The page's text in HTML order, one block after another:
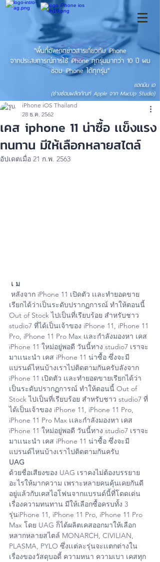
"พื้นที่อัพเดทข่าวสารเกี่ยวกับ iPhone
จากประสบการณ์การใช้ iPhone ทุกรุ่นมากว่า 10 ปี ผม
ซ่อม iPhone ได้ทุกรุ่น"
แอดมิน เอ
(ช่างซ่อมผลิตภัณฑ์ Apple จาก MacUp Studio)
เคส iphone 11 น่าซื้อ เเข็งแรง
ทนทาน มีให้เลือกหลายสไตล์
iPhone iOS Thailand
28 ธ.ค. 2562
อัปเดตเมื่อ 21 ก.พ. 2563
เ ม
เรียกได้ว่าเป็นระดับปรากฏการณ์ ทำให้ตอนนี้
Out of Stock ไปเป็นที่เรียบร้อย สำหรับชาว
studio7 ที่ได้เป็นเจ้าของ iPhone 11, iPhone 11
Pro, iPhone 11 Pro Max เเละกำลังมองหา เคส
iPhone 11 ใหม่อยู่พอดี วันนี้ทาง studio7 เราจะ
มาเเนะนำ เคส iPhone 11 น่าซื้อ ซึ่งจะมี
แบรนด์ไหนบ้างเราไปติดตามกันครับลังจาก
iPhone 11 เปิดตัว เเละทำยอดขายเรียกได้ว่า
เป็นระดับปรากฏการณ์ ทำให้ตอนนี้ Out of
Stock ไปเป็นที่เรียบร้อย สำหรับชาว studio7 ที่
ได้เป็นเจ้าของ iPhone 11, iPhone 11 Pro,
iPhone 11 Pro Max เเละกำลังมองหา เคส
iPhone 11 ใหม่อยู่พอดี วันนี้ทาง studio7 เราจะ
มาเเนะนำ เคส iPhone 11 น่าซื้อ ซึ่งจะมี
แบรนด์ไหนบ้างเราไปติดตามกันครับ
UAG
ด้วยชื่อเสียงของ UAG เราคงไม่ต้องบรรยาย
อะไรให้มากความ เพราะหลายคนคุ้นเคยกันดี
อยู่แล้วกับเคสไอโฟนจากแบรนด์นี้ที่โดดเด่น
เรื่องความทนทาน มีให้เลือกซื้อครบทั้ง 3
รุ่นiPhone 11, iPhone 11 Pro, iPhone 11 Pro
Max โดย UAG ก็ได้ผลิตเคสออกมาให้เลือก
หลากหลายสไตล์ MONARCH, CIVILIAN,
PLASMA, PYLO ซึ่งเเต่ละรุ่นจะเเตกต่างใน
เรื่องของวัสดุบอดี้ ความหนา ความเบา เคสทุก